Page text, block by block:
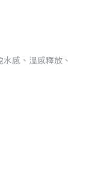
感、溫感釋放、